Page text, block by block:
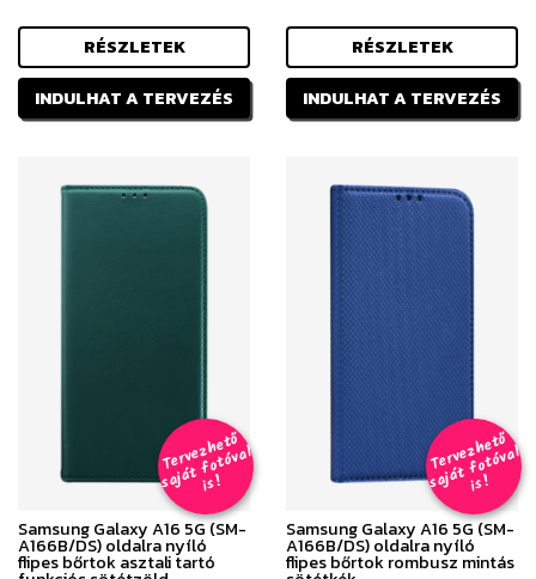
RÉSZLETEK
INDULHAT A TERVEZÉS
RÉSZLETEK
INDULHAT A TERVEZÉS
T
er
v
e
z
h
e
t
ő
s
aj
á
t
f
o
t
ó
v
al
i
s
!
Samsung Galaxy A16 5G (SM-
A166B/DS) oldalra nyíló
flipes bőrtok asztali tartó
T
er
v
e
z
h
e
t
ő
s
aj
á
t
f
o
t
ó
v
al
i
s
!
Samsung Galaxy A16 5G (SM-
A166B/DS) oldalra nyíló
flipes bőrtok rombusz mintás